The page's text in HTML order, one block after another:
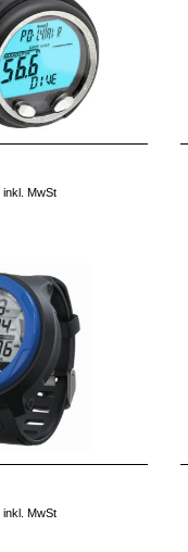
inkl. MwSt
inkl. MwSt